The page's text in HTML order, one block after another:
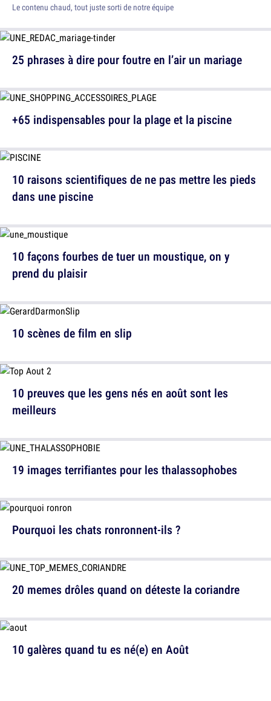
Le contenu chaud, tout juste sorti de notre équipe
25 phrases à dire pour foutre en l’air un mariage
10 raisons scientifiques de ne pas mettre les pieds
dans une piscine
10 scènes de film en slip
19 images terrifiantes pour les thalassophobes
20 memes drôles quand on déteste la coriandre
+65 indispensables pour la plage et la piscine
10 façons fourbes de tuer un moustique, on y
prend du plaisir
10 preuves que les gens nés en août sont les
meilleurs
Pourquoi les chats ronronnent-ils ?
10 galères quand tu es né(e) en Août